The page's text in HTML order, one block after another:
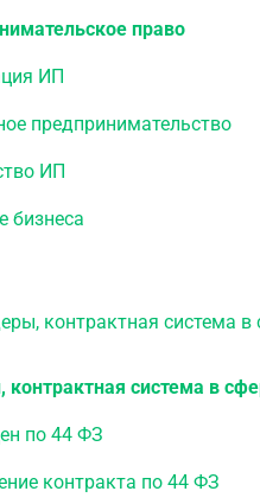
право
ИП
предпринимательство
ИП
бизнеса
контрактная система в
контрактная система в
по 44 ФЗ
контракта по 44 ФЗ